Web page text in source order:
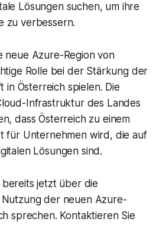
Lösungen suchen, um ihre
zu verbessern.
neue Azure-Region von
Rolle bei der Stärkung der
in Österreich spielen. Die
Infrastruktur des Landes
dass Österreich zu einem
für Unternehmen wird, die auf
Lösungen sind.
jetzt über die
der neuen Azure-
sprechen. Kontaktieren Sie